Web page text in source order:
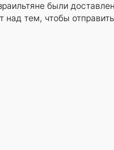
были
над тем, чтобы